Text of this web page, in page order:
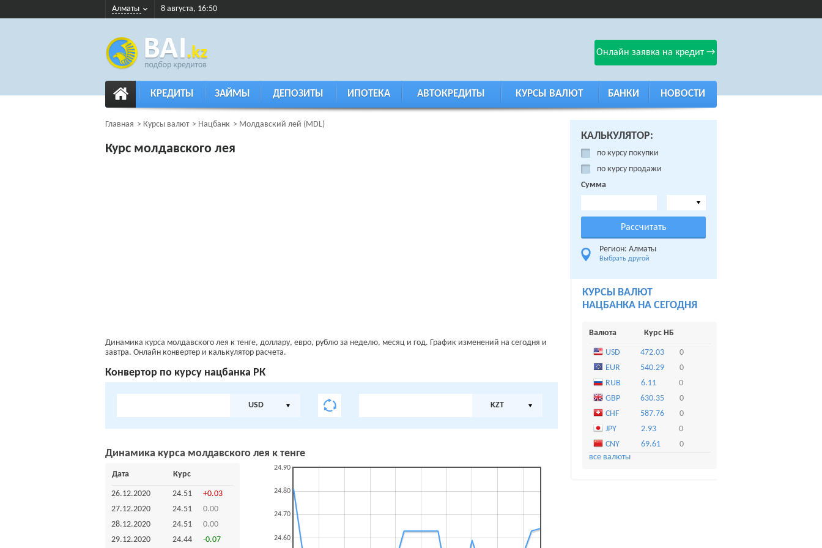
Алматы 8 августа, 16:50
Онлайн заявка на кредит →
КРЕДИТЫ ЗАЙМЫ ДЕПОЗИТЫ ИПОТЕКА АВТОКРЕДИТЫ КУРСЫ ВАЛЮТ БАНКИ НОВОСТИ
Главная Курсы валют Нацбанк Молдавский лей (MDL)
Курс молдавского лея
Динамика курса молдавского лея к тенге, доллару, евро, рублю за неделю, месяц и год. График изменений на сегодня и
завтра. Онлайн конвертер и калькулятор расчета.
Конвертoр по курсу нацбанка РК
USD KZT
Динамика курса молдавского лея к тенге
Дата Курс
26.12.2020 24.51
+0.03
27.12.2020
24.51
0.00
28.12.2020
24.51
0.00
29.12.2020
24.44
-0.07
24.60
24.70
24.80
24.90
КАЛЬКУЛЯТОР:
по курсу покупки
по курсу продажи
Сумма
Регион: Алматы
Выбрать другой
КУРСЫ ВАЛЮТ
НАЦБАНКА НА СЕГОДНЯ
Валюта Курс НБ
USD 472.03
0
EUR
540.29
0
RUB
6.11
0
GBP
630.35
0
CHF
587.76
0
JPY
2.93
0
CNY
69.61
0
все валюты